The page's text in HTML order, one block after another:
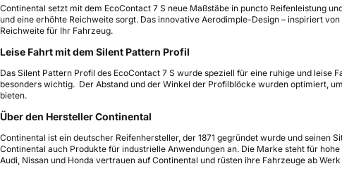
Continental setzt mit dem EcoContact 7 S neue Maßstäbe in puncto Reifenleistung
und eine erhöhte Reichweite sorgt. Das innovative Aerodimple-Design – inspiriert
Reichweite für Ihr Fahrzeug.
Leise Fahrt mit dem Silent Pattern Profil
Das Silent Pattern Profil des EcoContact 7 S wurde speziell für eine ruhige und
besonders wichtig. Der Abstand und der Winkel der Profilblöcke wurden optimiert,
bieten.
Über den Hersteller Continental
Continental ist ein deutscher Reifenhersteller, der 1871 gegründet wurde und seinen
Continental auch Produkte für industrielle Anwendungen an. Die Marke steht für
Audi, Nissan und Honda vertrauen auf Continental und rüsten ihre Fahrzeuge ab